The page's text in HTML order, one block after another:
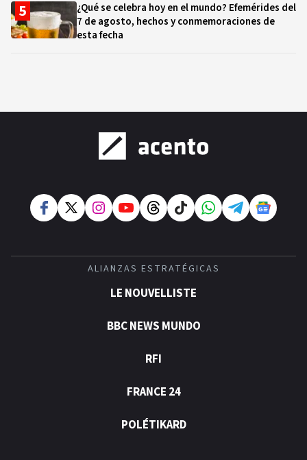
¿Qué se celebra hoy en el mundo? Efemérides del
7 de agosto, hechos y conmemoraciones de
esta fecha
ALIANZAS ESTRATÉGICAS
LE NOUVELLISTE
BBC NEWS MUNDO
RFI
FRANCE 24
POLÉTIKARD